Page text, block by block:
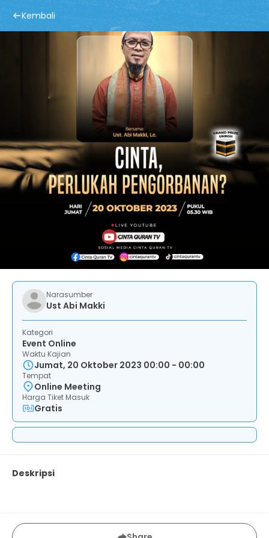
Kembali
Narasumber
Ust Abi Makki
Kategori
Event Online
Waktu Kajian
Jumat, 20 Oktober 2023 00:00 - 00:00
Tempat
Online Meeting
Harga Tiket Masuk
Gratis
Deskripsi